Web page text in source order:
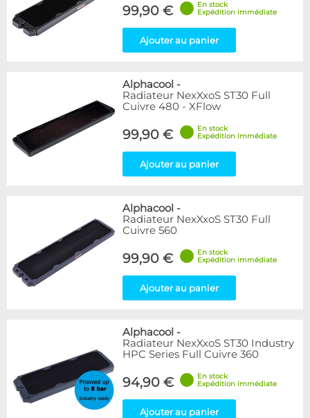
99,90 €
En stock
Expédition immédiate
Ajouter au panier
Alphacool -
Radiateur NexXxoS ST30 Full
Cuivre 480 - XFlow
99,90 €
En stock
Expédition immédiate
Ajouter au panier
Alphacool -
Radiateur NexXxoS ST30 Full
Cuivre 560
99,90 €
En stock
Expédition immédiate
Ajouter au panier
Alphacool -
Radiateur NexXxoS ST30 Industry
HPC Series Full Cuivre 360
94,90 €
En stock
Expédition immédiate
Ajouter au panier